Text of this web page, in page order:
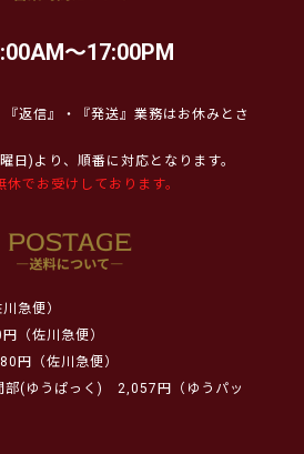
～17:00PM
返信』・『発送』業務はお休みとさ
日)より、順番に対応となります。
でお受けしております。
急便）
（佐川急便）
円（佐川急便）
部(ゆうぱっく)
2,057円（ゆうパッ